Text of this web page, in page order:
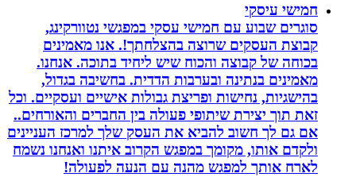
חמישי עיסקי
סוגרים שבוע עם חמישי עסקי במפגשי נטוורקינג,
קבוצת העסקים שרוצה בהצלחתך!. אנו מאמינים
בכוחה של קבוצה והכוח שיש ליחיד בתוכה. אנחנו.
מאמינים בנתינה ובערבות הדדית. בחשיבה בגדול,
בהישגיות, נחישות ופריצת גבולות אישיים ועסקיים. וכל
זאת תוך יצירת שיתופי פעולה בין החברים והאורחים..
אם גם לך חשוב להביא את העסק שלך למרכז העניינים
ולקדם אותו, מקומך במפגש הקרוב איתנו ואנחנו נשמח
לארח אותך למפגש מהנה עם הנעה לפעולה!